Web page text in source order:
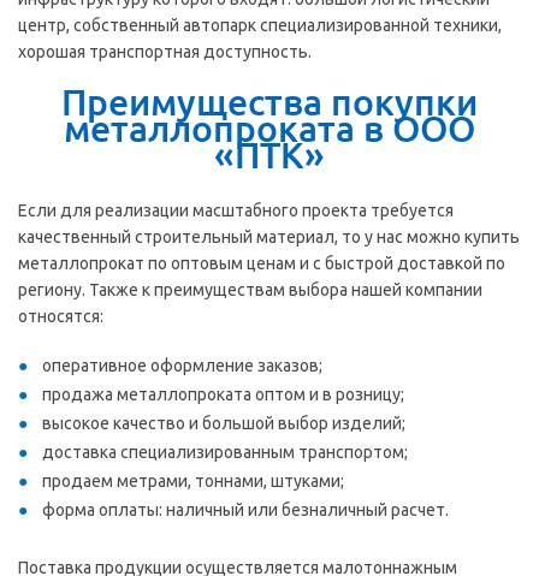
центр, собственный автопарк специализированной техники,
хорошая транспортная доступность.
Преимущества покупки
металлопроката в ООО
«ПТК»
Если для реализации масштабного проекта требуется
качественный строительный материал, то у нас можно купить
металлопрокат по оптовым ценам и с быстрой доставкой по
региону. Также к преимуществам выбора нашей компании
относятся:
оперативное оформление заказов;
продажа металлопроката оптом и в розницу;
высокое качество и большой выбор изделий;
доставка специализированным транспортом;
продаем метрами, тоннами, штуками;
форма оплаты: наличный или безналичный расчет.
Поставка продукции осуществляется малотоннажным